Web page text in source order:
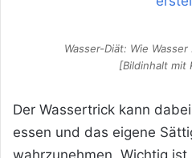
Wasser-Diät: Wie
[Bildinhalt mit
Der Wassertrick kann
essen und das eigene
wahrzunehmen. Wichtig